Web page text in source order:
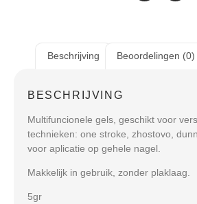
Beschrijving Beoordelingen (0)
BESCHRIJVING
Multifuncionele gels, geschikt voor
technieken: one stroke, zhostovo,
voor aplicatie op gehele nagel.
Makkelijk in gebruik, zonder plaklaag.
5gr